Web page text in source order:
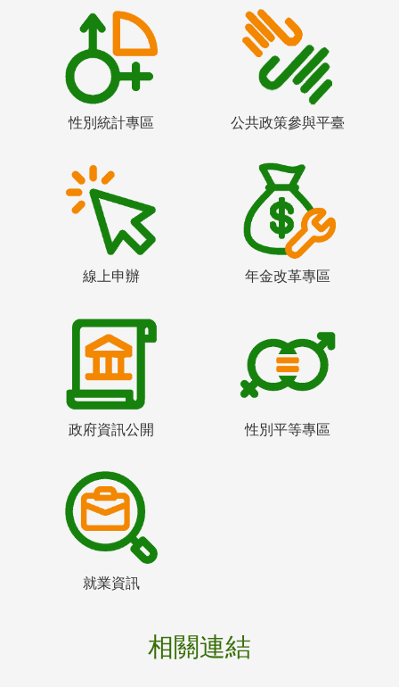
性別統計專區 公共政策參與平臺
線上申辦 年金改革專區
政府資訊公開 性別平等專區
就業資訊
相關連結